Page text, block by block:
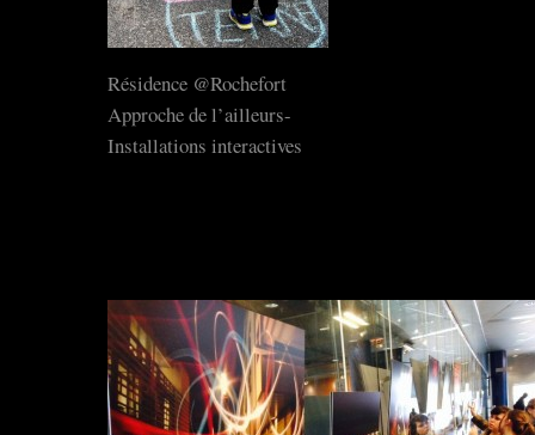
Résidence @Rochefort
Approche de l’ailleurs-
Installations interactives